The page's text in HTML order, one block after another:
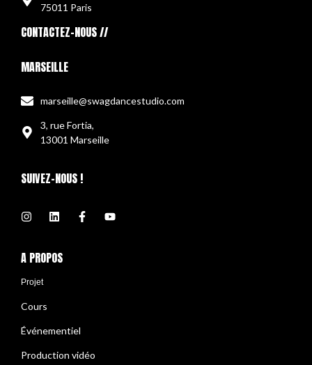
75011 Paris
CONTACTEZ-NOUS //
MARSEILLE
marseille@swagdancestudio.com
3, rue Fortia,
13001 Marseille
SUIVEZ-NOUS !
A PROPOS
Projet
Cours
Événementiel
Production vidéo